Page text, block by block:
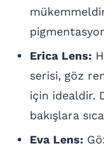
Erica Lens:
serisi, göz
için idealdir.
bakışlara
Eva Lens: